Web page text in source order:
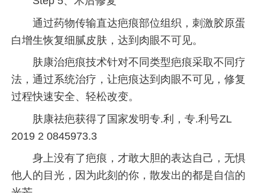
通过药物传输直达疤痕部位组织，刺激胶原蛋
白增生恢复细腻皮肤，达到肉眼不可见。
肤康治疤痕技术针对不同类型疤痕采取不同疗
法，通过系统治疗，让疤痕达到肉眼不可见，修复
过程快速安全、轻松改变。
肤康祛疤获得了国家发明专.利，专.利号ZL
2019 2 0845973.3
身上没有了疤痕，才敢大胆的表达自己，无惧
他人的目光，因为此刻的你，散发出的都是自信的